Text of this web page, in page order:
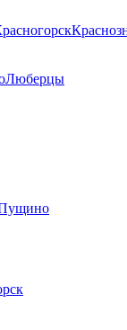
Люберцы